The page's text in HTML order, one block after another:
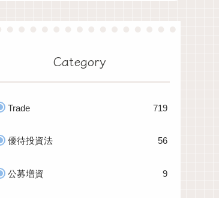
Category
Trade 719
優待投資法 56
公募増資 9